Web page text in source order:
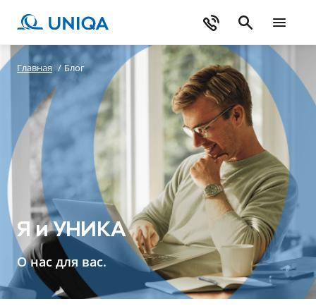
Главная / Блог
Я и УНИКА
О нас для вас.